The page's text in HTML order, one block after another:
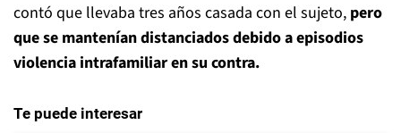
contó que llevaba tres años casada con el sujeto, pero
que se mantenían distanciados debido a episodios
violencia intrafamiliar en su contra.
Te puede interesar